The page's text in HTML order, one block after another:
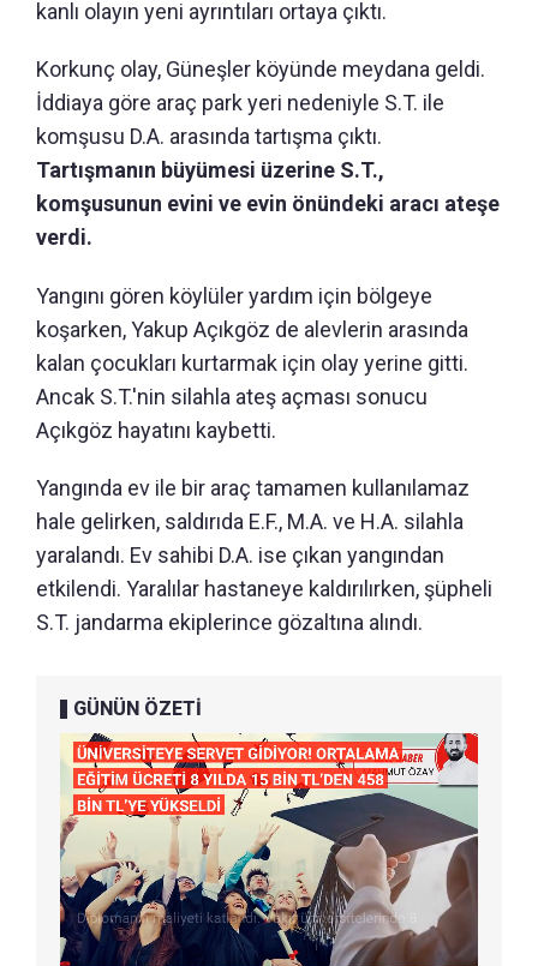
kanlı olayın yeni ayrıntıları ortaya çıktı.
Korkunç olay, Güneşler köyünde meydana geldi.
İddiaya göre araç park yeri nedeniyle S.T. ile
komşusu D.A. arasında tartışma çıktı.
Tartışmanın büyümesi üzerine S.T.,
komşusunun evini ve evin önündeki aracı ateşe
verdi.
Yangını gören köylüler yardım için bölgeye
koşarken, Yakup Açıkgöz de alevlerin arasında
kalan çocukları kurtarmak için olay yerine gitti.
Ancak S.T.'nin silahla ateş açması sonucu
Açıkgöz hayatını kaybetti.
Yangında ev ile bir araç tamamen kullanılamaz
hale gelirken, saldırıda E.F., M.A. ve H.A. silahla
yaralandı. Ev sahibi D.A. ise çıkan yangından
etkilendi. Yaralılar hastaneye kaldırılırken, şüpheli
S.T. jandarma ekiplerince gözaltına alındı.
GÜNÜN ÖZETİ